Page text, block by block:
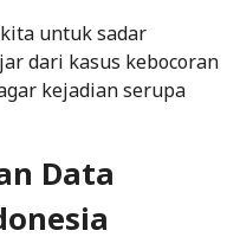
untuk sadar
dari kasus kebocoran
kejadian serupa
Data